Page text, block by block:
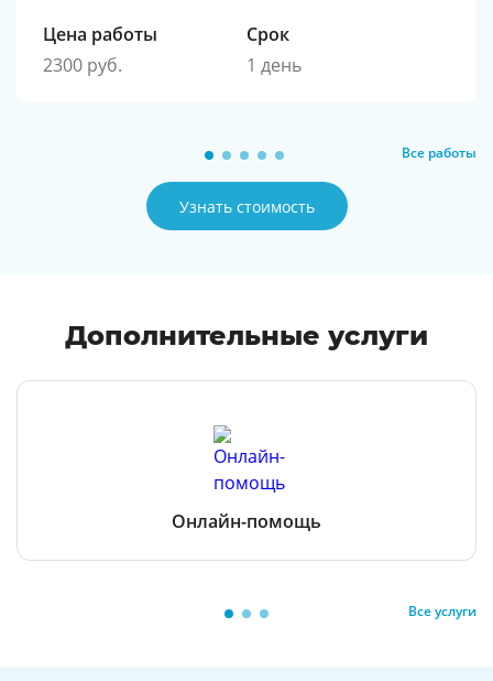
Цена работы
2300 руб.
Срок
1 день
Все работы
Узнать стоимость
Дополнительные услуги
Онлайн-помощь
Все услуги